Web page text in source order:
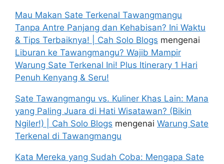
Mau Makan Sate Terkenal Tawangmangu
Tanpa Antre Panjang dan Kehabisan? Ini Waktu
& Tips Terbaiknya! | Cah Solo Blogs mengenai
Liburan ke Tawangmangu? Wajib Mampir
Warung Sate Terkenal Ini! Plus Itinerary 1 Hari
Penuh Kenyang & Seru!
Sate Tawangmangu vs. Kuliner Khas Lain: Mana
yang Paling Juara di Hati Wisatawan? (Bikin
Ngiler!) | Cah Solo Blogs mengenai Warung Sate
Terkenal di Tawangmangu
Kata Mereka yang Sudah Coba: Mengapa Sate